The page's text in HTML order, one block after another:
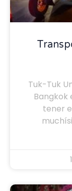
Tuk-Tuk
Bangkok
tener